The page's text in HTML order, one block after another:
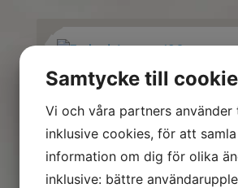
Torkad Ananas 180g
Samtycke till
Vi och våra partners använder
inklusive cookies, för att
information om dig för olika
inklusive: bättre